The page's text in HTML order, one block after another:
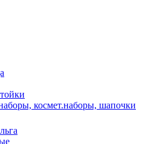
космет.наборы, шапочки